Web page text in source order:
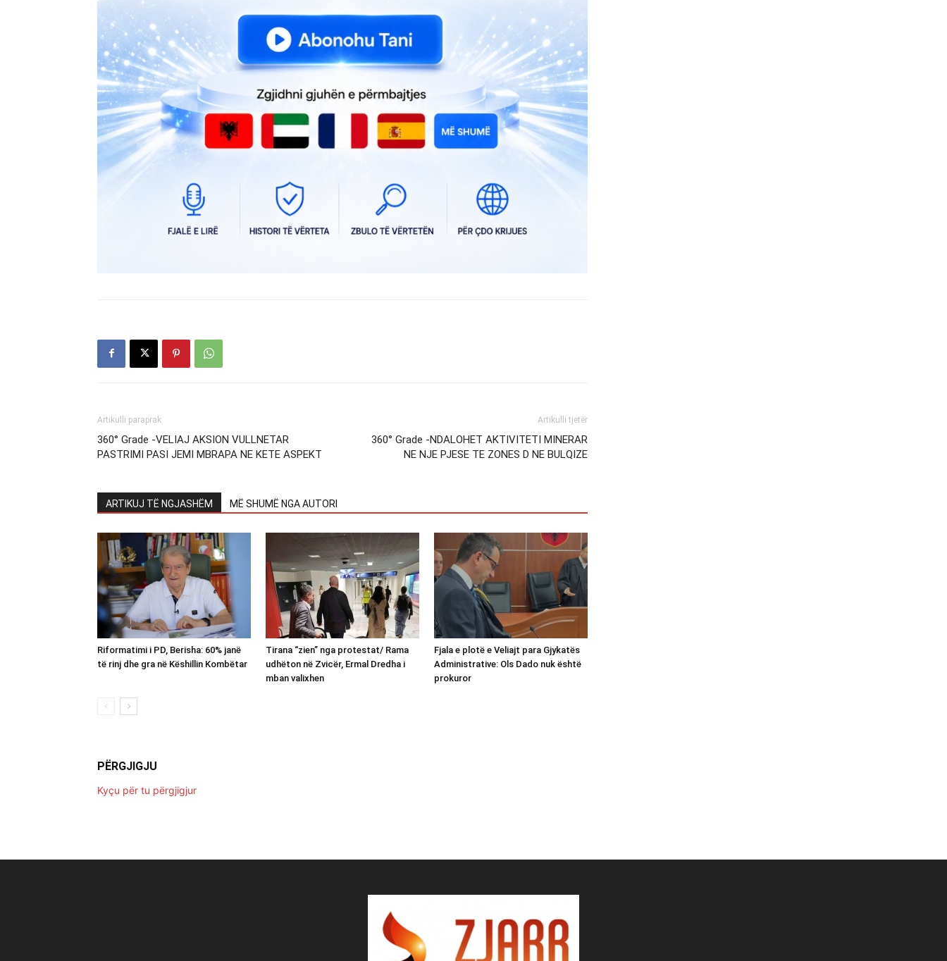
Artikulli paraprak
360° Grade -VELIAJ AKSION VULLNETAR
PASTRIMI PASI JEMI MBRAPA NE KETE ASPEKT
Artikulli tjetër
360° Grade -NDALOHET AKTIVITETI MINERAR
NE NJE PJESE TE ZONES D NE BULQIZE
ARTIKUJ TË NGJASHËM MË SHUMË NGA AUTORI
Riformatimi i PD, Berisha: 60% janë
të rinj dhe gra në Këshillin Kombëtar
Tirana “zien” nga protestat/ Rama
udhëton në Zvicër, Ermal Dredha i
mban valixhen
Fjala e plotë e Veliajt para Gjykatës
Administrative: Ols Dado nuk është
prokuror
PËRGJIGJU
Kyçu për tu përgjigjur